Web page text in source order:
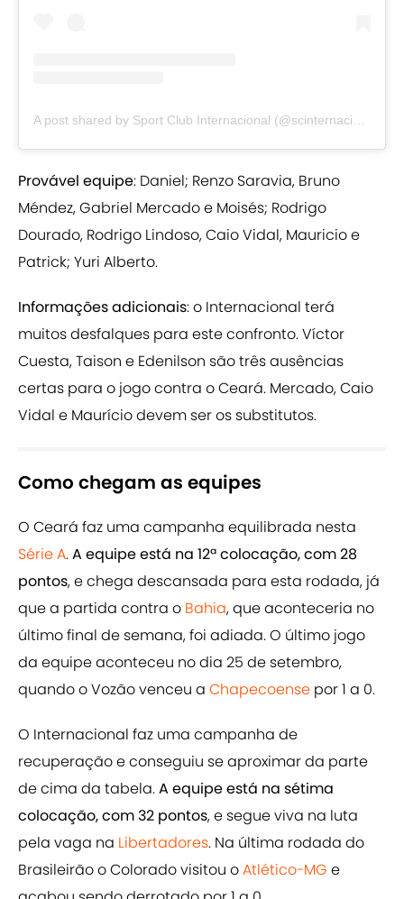
A post shared by Sport Club Internacional (@scinternacional)
Provável equipe: Daniel; Renzo Saravia, Bruno
Méndez, Gabriel Mercado e Moisés; Rodrigo
Dourado, Rodrigo Lindoso, Caio Vidal, Mauricio e
Patrick; Yuri Alberto.
Informações adicionais: o Internacional terá
muitos desfalques para este confronto. Víctor
Cuesta, Taison e Edenilson são três ausências
certas para o jogo contra o Ceará. Mercado, Caio
Vidal e Maurício devem ser os substitutos.
Como chegam as equipes
O Ceará faz uma campanha equilibrada nesta
Série A.A equipe está na 12ª colocação, com 28
pontos, e chega descansada para esta rodada, já
que a partida contra o Bahia, que aconteceria no
último final de semana, foi adiada. O último jogo
da equipe aconteceu no dia 25 de setembro,
quando o Vozão venceu a Chapecoense por 1 a 0.
O Internacional faz uma campanha de
recuperação e conseguiu se aproximar da parte
de cima da tabela.A equipe está na sétima
colocação, com 32 pontos, e segue viva na luta
pela vaga na Libertadores. Na última rodada do
Brasileirão o Colorado visitou oAtlético-MG e